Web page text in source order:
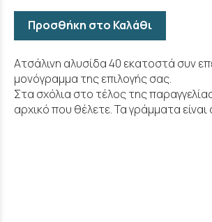
Προσθήκη στο Καλάθι
Ατσάλινη αλυσίδα 40 εκατοστά συν
μονόγραμμα της επιλογής σας.
Στα σχόλια στο τέλος της
αρχικό που θέλετε. Τα γράμματα είναι